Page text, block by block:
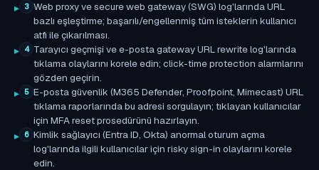
3 Web proxy ve secure web gateway (SWG) log'larında URL
bazlı eşleştirme; başarılı/engellenmiş tüm isteklerin kullanıcı
atfı ile çıkarılması.
4 Tarayıcı geçmişi ve e-posta gateway URL rewrite log'larında
tıklama olaylarını korele edin; click-time protection alarmlarını
gözden geçirin.
5 E-posta güvenlik (M365 Defender, Proofpoint, Mimecast) URL
tıklama raporlarında bu adresi sorgulayın; tıklayan kullanıcılar
için MFA reset prosedürünü hazırlayın.
6 Kimlik sağlayıcı (Entra ID, Okta) anormal oturum açma
log'larında ilgili kullanıcılar için risky sign-in olaylarını korele
edin.